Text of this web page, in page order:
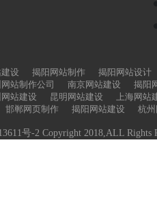
设 揭阳网站制作
揭阳网站设计
站制作公司 南京网站建设
揭阳
站建设 昆明网站建设
上海网站
邯郸网页制作 揭阳网站建设 杭
号-2 Copyright 2018,ALL Rights